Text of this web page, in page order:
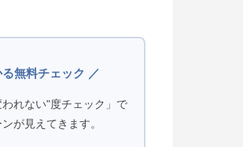
無料チェック ／
われない"度チェック」で
が見えてきます。